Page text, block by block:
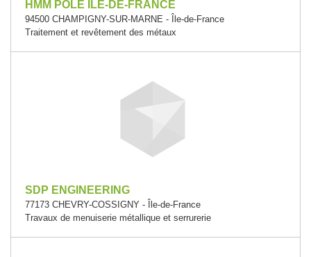
HMM POLE ILE-DE-FRANCE
94500 CHAMPIGNY-SUR-MARNE - Île-de-France
Traitement et revêtement des métaux
SDP ENGINEERING
77173 CHEVRY-COSSIGNY - Île-de-France
Travaux de menuiserie métallique et serrurerie